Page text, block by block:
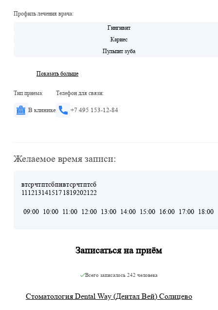
Профиль лечения врача:
Гингивит
Кариес
Пульпит зуба
Показать больше
Тип приема:
В клинике
Телефон для связи:
+7 495 153-12-84
Желаемое время записи:
вт
11
ср
12
чт
13
пт
14
сб
15
пн
17
вт
18
ср
19
чт
20
пт
21
сб
22
09:00 10:00 11:00 12:00 13:00 14:00 15:00 16:00 17:00 18:00
Записаться на приём
Всего записалось242 человека
Стоматология Dental Way (Дентал Вей) Солнцево